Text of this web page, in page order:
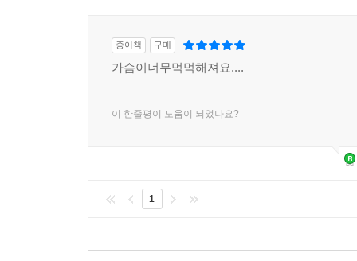
종이책 구매
가슴이너무먹먹해져요....
이 한줄평이 도움이 되었나요?
1